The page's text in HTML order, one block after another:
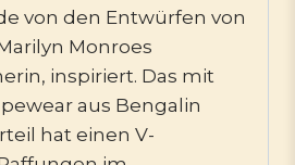
von den Entwürfen von
Monroes
inspiriert. Das mit
aus Bengalin
hat einen V-